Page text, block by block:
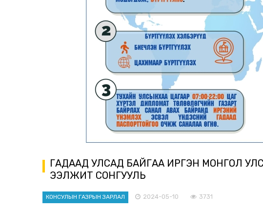
ГАДААД УЛСАД БАЙГАА ИРГЭН МОНГОЛ
ЭЭЛЖИТ СОНГУУЛЬ
КОНСУЛЫН ГАЗРЫН ЗАРЛАЛ 2024-05-10 3731